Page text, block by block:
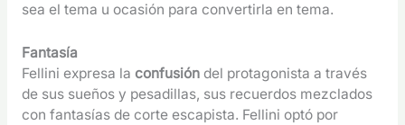
sea el tema u ocasión para convertirla en tema.
Fantasía
Fellini expresa la confusión del protagonista a través
de sus sueños y pesadillas, sus recuerdos mezclados
con fantasías de corte escapista. Fellini optó por